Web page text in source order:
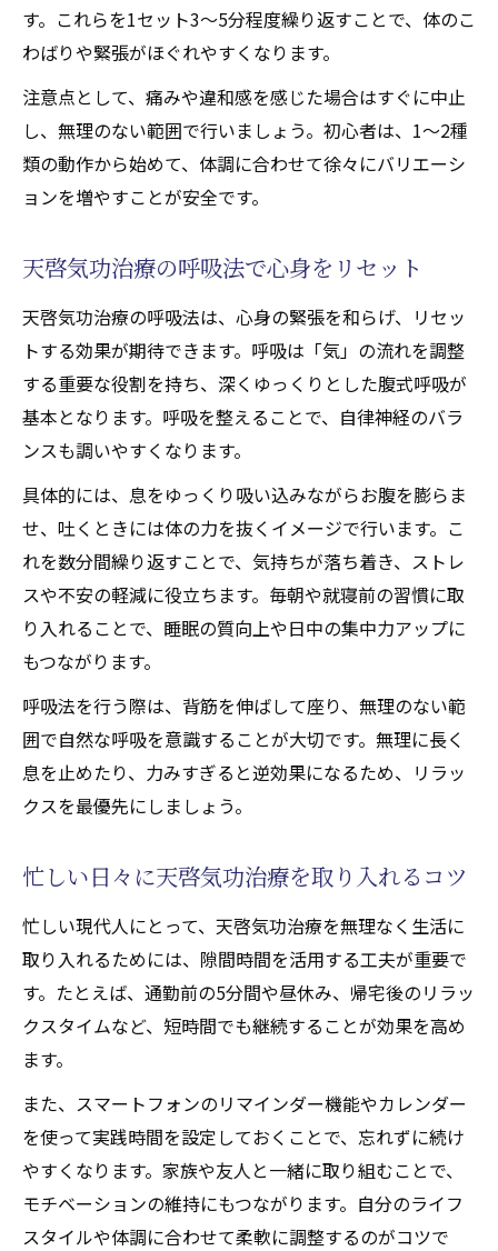
す。これらを1セット3〜5分程度繰り返すことで、体のこ
わばりや緊張がほぐれやすくなります。
注意点として、痛みや違和感を感じた場合はすぐに中止
し、無理のない範囲で行いましょう。初心者は、1〜2種
類の動作から始めて、体調に合わせて徐々にバリエーシ
ョンを増やすことが安全です。
天啓気功治療の呼吸法で心身をリセット
天啓気功治療の呼吸法は、心身の緊張を和らげ、リセッ
トする効果が期待できます。呼吸は「気」の流れを調整
する重要な役割を持ち、深くゆっくりとした腹式呼吸が
基本となります。呼吸を整えることで、自律神経のバラ
ンスも調いやすくなります。
具体的には、息をゆっくり吸い込みながらお腹を膨らま
せ、吐くときには体の力を抜くイメージで行います。こ
れを数分間繰り返すことで、気持ちが落ち着き、ストレ
スや不安の軽減に役立ちます。毎朝や就寝前の習慣に取
り入れることで、睡眠の質向上や日中の集中力アップに
もつながります。
呼吸法を行う際は、背筋を伸ばして座り、無理のない範
囲で自然な呼吸を意識することが大切です。無理に長く
息を止めたり、力みすぎると逆効果になるため、リラッ
クスを最優先にしましょう。
忙しい日々に天啓気功治療を取り入れるコツ
忙しい現代人にとって、天啓気功治療を無理なく生活に
取り入れるためには、隙間時間を活用する工夫が重要で
す。たとえば、通勤前の5分間や昼休み、帰宅後のリラッ
クスタイムなど、短時間でも継続することが効果を高め
ます。
また、スマートフォンのリマインダー機能やカレンダー
を使って実践時間を設定しておくことで、忘れずに続け
やすくなります。家族や友人と一緒に取り組むことで、
モチベーションの維持にもつながります。自分のライフ
スタイルや体調に合わせて柔軟に調整するのがコツで